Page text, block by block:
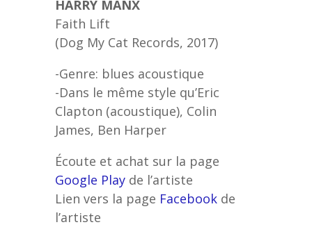
HARRY MANX
Faith Lift
(Dog My Cat Records, 2017)
-Genre: blues acoustique
-Dans le même style qu’Eric
Clapton (acoustique), Colin
James, Ben Harper
Écoute et achat sur la page
Google Play de l’artiste
Lien vers la page Facebook de
l’artiste